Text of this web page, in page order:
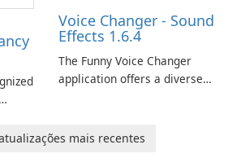
Voice Changer - Sound
Effects 1.6.4
The Funny Voice Changer
application offers a diverse
users with robust
mais recentes